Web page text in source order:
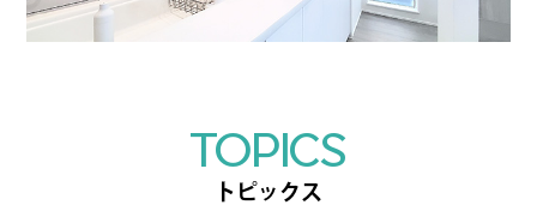
TOPICS
トピックス